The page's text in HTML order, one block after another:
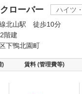
ローバー
ハイツ
北山駅 徒歩10分
階建
下鴨北園町
) 賃料 (管理費等)